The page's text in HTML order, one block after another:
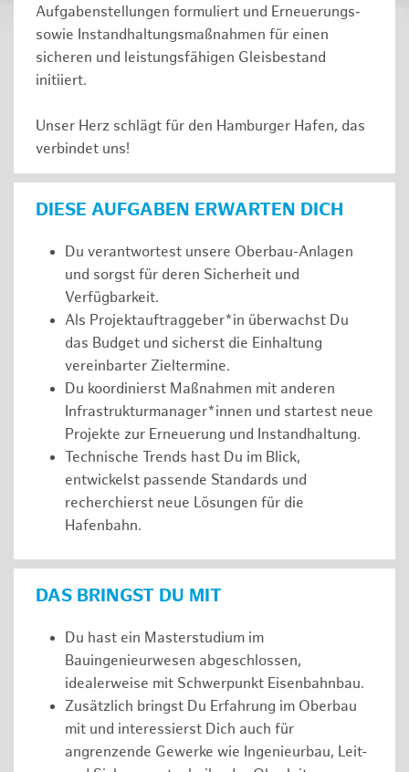
Aufgabenstellungen formuliert und Erneuerungs‑
sowie Instandhaltungsmaßnahmen für einen
sicheren und leistungsfähigen Gleisbestand
initiiert.
Unser Herz schlägt für den Hamburger Hafen, das
verbindet uns!
DIESE AUFGABEN ERWARTEN DICH
Du verantwortest unsere Oberbau-Anlagen
und sorgst für deren Sicherheit und
Verfügbarkeit.
Als Projektauftraggeber*in überwachst Du
das Budget und sicherst die Einhaltung
vereinbarter Zieltermine.
Du koordinierst Maßnahmen mit anderen
Infrastrukturmanager*innen und startest neue
Projekte zur Erneuerung und Instandhaltung.
Technische Trends hast Du im Blick,
entwickelst passende Standards und
recherchierst neue Lösungen für die
Hafenbahn.
DAS BRINGST DU MIT
Du hast ein Masterstudium im
Bauingenieurwesen abgeschlossen,
idealerweise mit Schwerpunkt Eisenbahnbau.
Zusätzlich bringst Du Erfahrung im Oberbau
mit und interessierst Dich auch für
angrenzende Gewerke wie Ingenieurbau, Leit-